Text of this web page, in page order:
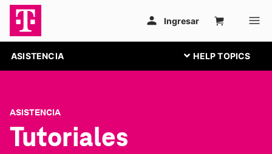
ASISTENCIA
ASISTENCIA
Tutoriales